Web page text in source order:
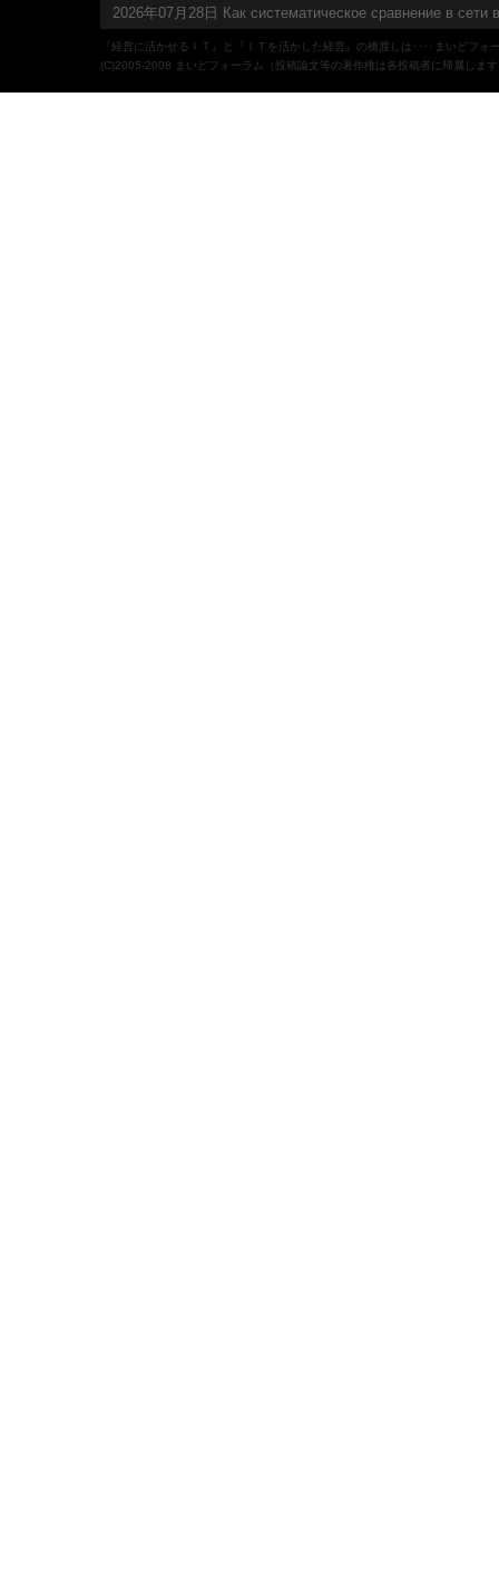
2026年07月28日 Как систематическое сравнение в сети
『経営に活かせるＩＴ』と『ＩＴを活かした経営』の橋渡しは‥‥まいどフォ
(C)2005-2008 まいどフォーラム（投稿論文等の著作権は各投稿者に帰属しま